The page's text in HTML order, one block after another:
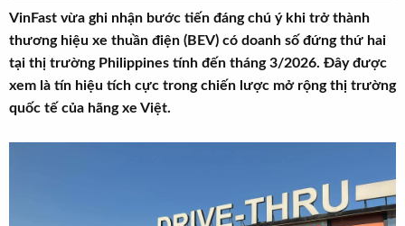
t
a
r
r
đ
ầ
u
VinFast vừa ghi nhận bước tiến đáng chú ý khi trở thành
thương hiệu xe thuần điện (BEV) có doanh số đứng thứ hai
tại thị trường Philippines tính đến tháng 3/2026. Đây được
xem là tín hiệu tích cực trong chiến lược mở rộng thị trường
quốc tế của hãng xe Việt.